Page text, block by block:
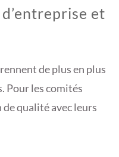
et
de plus en plus
Pour les comités
qualité avec leurs